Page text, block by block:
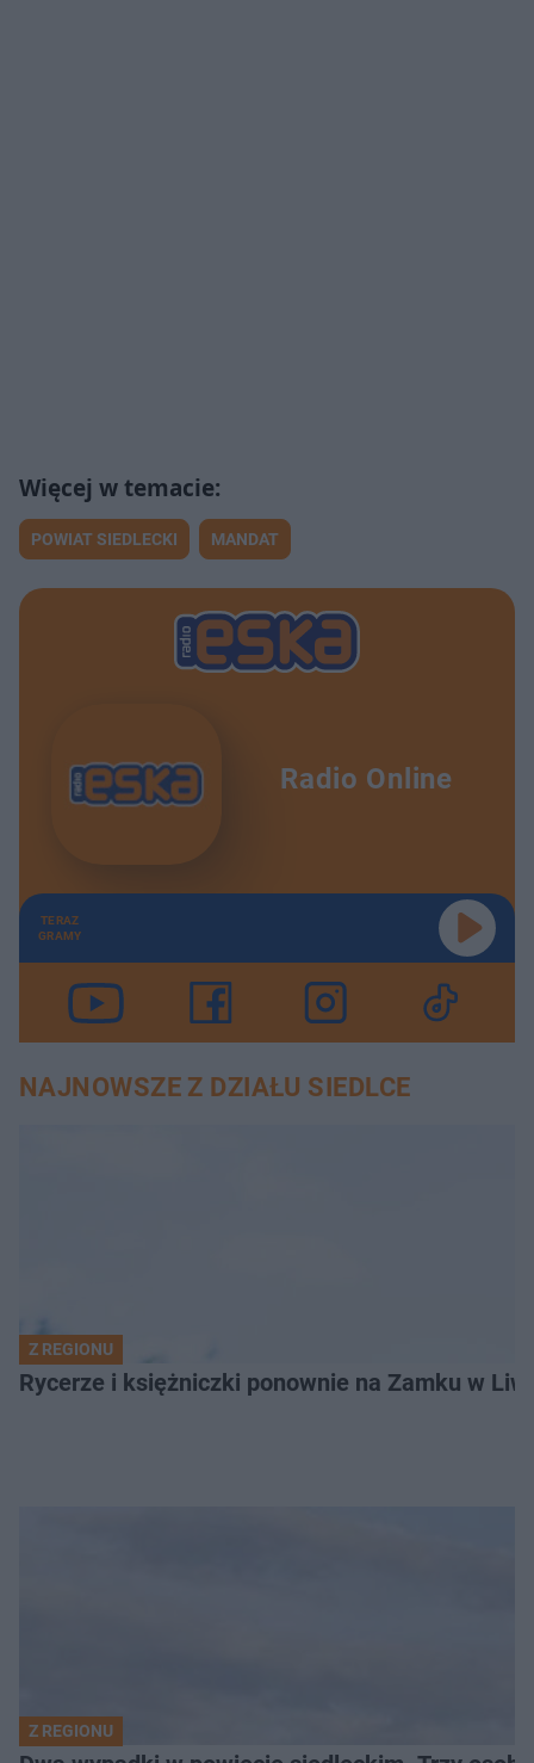
POWIAT SIEDLECKI MANDAT
Radio Online
TERAZ
GRAMY
NAJNOWSZE Z DZIAŁU SIEDLCE
Z REGIONU
Rycerze i księżniczki ponownie na Zamku w
Z REGIONU